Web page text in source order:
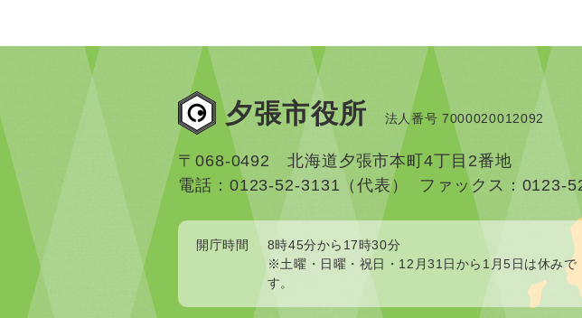
夕張市役所 法人番号 7000020012092
〒068-0492 北海道夕張市本町4丁目2番地
電話：0123-52-3131（代表）
ファックス：0123-
開庁時間
8時45分から17時30分
※土曜・日曜・祝日・12月31日から1月5日は休みで
す。